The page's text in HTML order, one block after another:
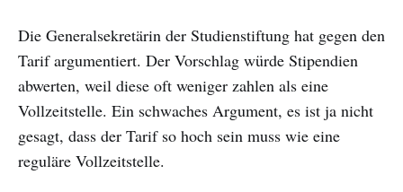
Die Generalsekretärin der Studienstiftung hat gegen den
Tarif argumentiert. Der Vorschlag würde Stipendien
abwerten, weil diese oft weniger zahlen als eine
Vollzeitstelle. Ein schwaches Argument, es ist ja nicht
gesagt, dass der Tarif so hoch sein muss wie eine
reguläre Vollzeitstelle.